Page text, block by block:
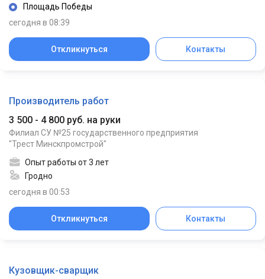
Площадь Победы
сегодня в 08:39
Откликнуться Контакты
Производитель работ
3 500 - 4 800 руб. на руки
Филиал СУ №25 государственного предприятия
"Трест Минскпромстрой"
Опыт работы от 3 лет
Гродно
сегодня в 00:53
Откликнуться Контакты
Кузовщик-сварщик